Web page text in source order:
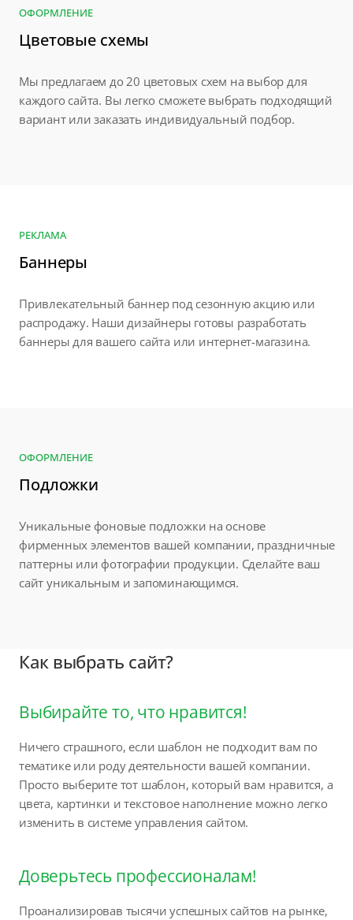
ОФОРМЛЕНИЕ
Цветовые схемы
Мы предлагаем до 20 цветовых схем на выбор для
каждого сайта. Вы легко сможете выбрать подходящий
вариант или заказать индивидуальный подбор.
РЕКЛАМА
Баннеры
Привлекательный баннер под сезонную акцию или
распродажу. Наши дизайнеры готовы разработать
баннеры для вашего сайта или интернет-магазина.
ОФОРМЛЕНИЕ
Подложки
Уникальные фоновые подложки на основе
фирменных элементов вашей компании, праздничные
паттерны или фотографии продукции. Сделайте ваш
сайт уникальным и запоминающимся.
Как выбрать сайт?
Выбирайте то, что нравится!
Ничего страшного, если шаблон не подходит вам по
тематике или роду деятельности вашей компании.
Просто выберите тот шаблон, который вам нравится, а
цвета, картинки и текстовое наполнение можно легко
изменить в системе управления сайтом.
Доверьтесь профессионалам!
Проанализировав тысячи успешных сайтов на рынке,